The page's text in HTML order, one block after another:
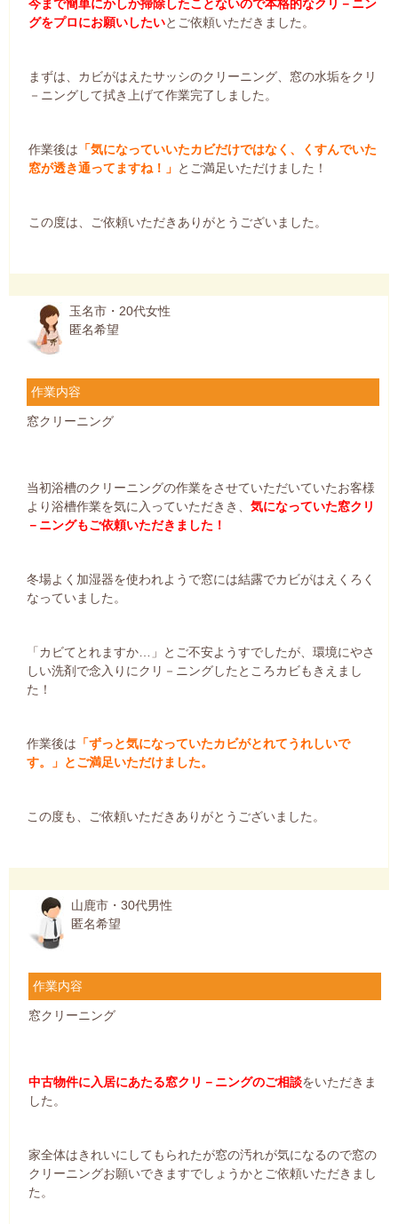
今まで簡単にかしか掃除したことないので本格的なクリ－ニン
グをプロにお願いしたいとご依頼いただきました。
まずは、カビがはえたサッシのクリーニング、窓の水垢をクリ
－ニングして拭き上げて作業完了しました。
作業後は 「気になっていいたカビだけではなく、くすんでいた
窓が透き通ってますね！」 とご満足いただけました！
この度は、ご依頼いただきありがとうございました。
玉名市・20代女性
匿名希望
作業内容
窓クリーニング
当初浴槽のクリーニングの作業をさせていただいていたお客様
より浴槽作業を気に入っていただきき、 気になっていた窓クリ
－ニングもご依頼いただきました！
冬場よく加湿器を使われようで窓には結露でカビがはえくろく
なっていました。
「カビてとれますか…」とご不安ようすでしたが、環境にやさ
しい洗剤で念入りにクリ－ニングしたところカビもきえまし
た！
作業後は 「ずっと気になっていたカビがとれてうれしいで
す。」とご満足いただけました。
この度も、ご依頼いただきありがとうございました。
山鹿市・30代男性
匿名希望
作業内容
窓クリーニング
中古物件に入居にあたる窓クリ－ニングのご相談をいただきま
した。
家全体はきれいにしてもられたが窓の汚れが気になるので窓の
クリーニングお願いできますでしょうかとご依頼いただきまし
た。